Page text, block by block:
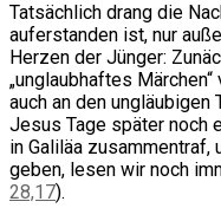
Tatsächlich drang die
auferstanden ist, nur
Herzen der Jünger:
„unglaubhaftes
auch an den ungläubigen
Jesus Tage später noch
in Galiläa zusammentraf,
geben, lesen wir noch
28,17).